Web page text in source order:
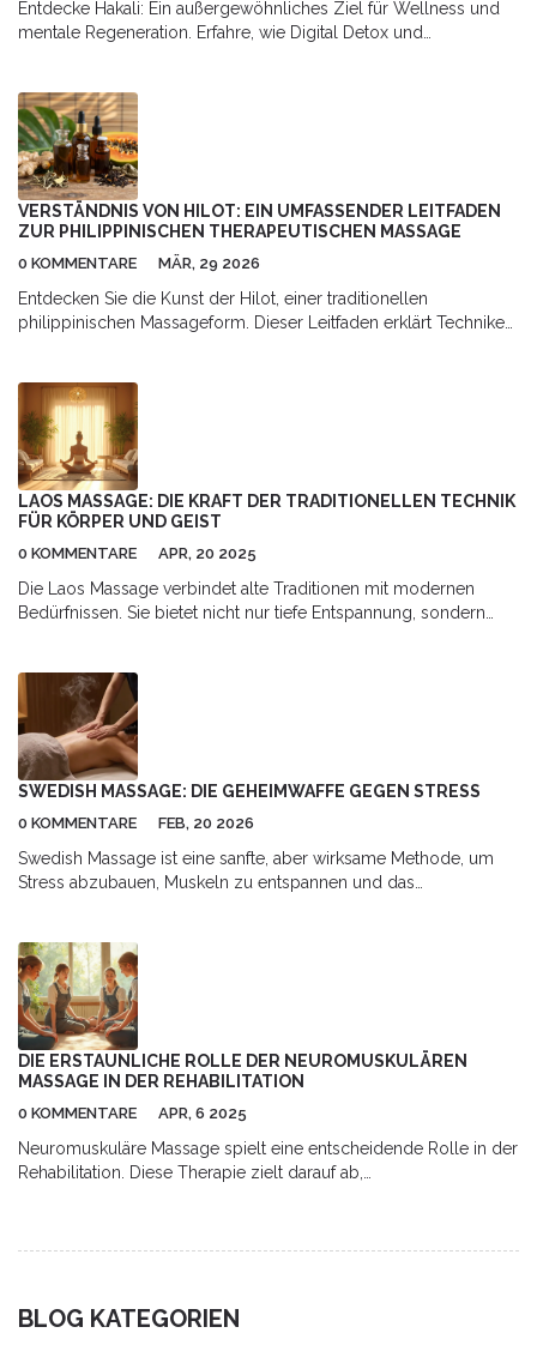
Entdecke Hakali: Ein außergewöhnliches Ziel für Wellness und
mentale Regeneration. Erfahre, wie Digital Detox und
VERSTÄNDNIS VON HILOT: EIN UMFASSENDER LEITFADEN
ZUR PHILIPPINISCHEN THERAPEUTISCHEN MASSAGE
0 KOMMENTARE MÄR, 29 2026
Entdecken Sie die Kunst der Hilot, einer traditionellen
philippinischen Massageform. Dieser Leitfaden erklärt Techniken,
LAOS MASSAGE: DIE KRAFT DER TRADITIONELLEN TECHNIK
FÜR KÖRPER UND GEIST
0 KOMMENTARE APR, 20 2025
Die Laos Massage verbindet alte Traditionen mit modernen
Bedürfnissen. Sie bietet nicht nur tiefe Entspannung, sondern
ohne auf aggressive Methoden zu setzen. Im Artikel erfährst du,
wie die Laos Massage abläuft, warum viele Menschen darauf
schwören und wie du das Beste aus einer Behandlung
herausholst. Praktische Tipps verraten, worauf du bei der
Auswahl eines Studios achten solltest.
SWEDISH MASSAGE: DIE GEHEIMWAFFE GEGEN STRESS
0 KOMMENTARE FEB, 20 2026
Swedish Massage ist eine sanfte, aber wirksame Methode, um
Stress abzubauen, Muskeln zu entspannen und das
regelmäßigen Sitzungen.
DIE ERSTAUNLICHE ROLLE DER NEUROMUSKULÄREN
MASSAGE IN DER REHABILITATION
0 KOMMENTARE APR, 6 2025
Neuromuskuläre Massage spielt eine entscheidende Rolle in der
Rehabilitation. Diese Therapie zielt darauf ab,
neuromuskuläre Massage nicht nur die körperliche Genesung,
BLOG KATEGORIEN